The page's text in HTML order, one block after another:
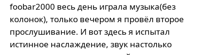
foobar2000 весь день играла музыка(без
колонок), только вечером я провёл второе
прослушивание. И вот здесь я испытал
истинное наслаждение, звук настолько